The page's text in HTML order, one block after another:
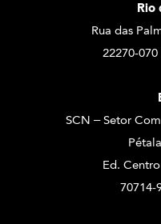
Rio
Rua das
22270-
SCN – Setor
Ed.
70714-